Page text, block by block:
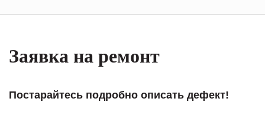
Заявка на ремонт
Постарайтесь подробно описать дефект!